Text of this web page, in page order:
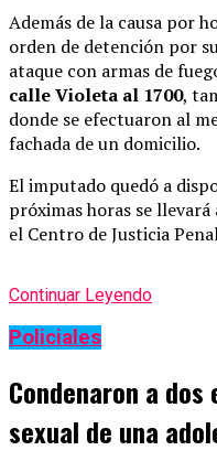
Además de la causa por
orden de detención por
ataque con armas de
calle Violeta al 1700,
donde se efectuaron al
fachada de un domicilio.
El imputado quedó a
próximas horas se
el Centro de Justicia
Continuar Leyendo
Policiales
Condenaron a
sexual de una